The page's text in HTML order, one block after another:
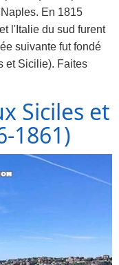
En 1815
l'Italie du sud furent
suivante fut fondé
et Sicilie). Faites
Siciles et
1861)